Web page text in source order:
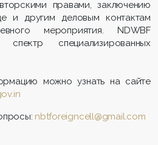
правами, заключению
и другим деловым контактам
мероприятия. NDWBF
специализированных
можно узнать на сайте
nbtforeigncell@gmail.com